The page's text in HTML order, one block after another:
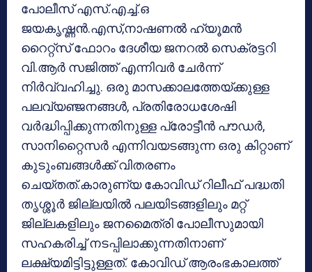
പോലീസ് എസ്.എച്ച്.ഒ
ജയകൃഷ്ണന്‍.എസ്,നാഷണല്‍ ഹ്യൂമന്‍
റൈറ്റ്സ് ഫോറം ദേശീയ ജനറല്‍ സെക്രട്ടറി
വി.ആര്‍ സജിത്ത് എന്നിവര്‍ ചേര്‍ന്ന്
നിര്‍വ്വഹിച്ചു. ഒരു മാസക്കാലത്തേയ്ക്കുള്ള
പലവ്യഞ്ജനങ്ങള്‍, പ്രതിരോധശേഷി
വര്‍ദ്ധിപ്പിക്കുന്നതിനുള്ള പ്രോട്ടീന്‍ പൗഡര്‍,
സാനിറ്റൈസര്‍ എന്നിവയടങ്ങുന്ന ഒരു കിറ്റാണ്
കുടുംബങ്ങള്‍ക്ക് വിതരണം
ചെയ്തത്.കാരുണ്യ കോവിഡ് റിലീഫ് പദ്ധതി
തൃശ്ശൂര്‍ ജില്ലയില്‍ പലയിടങ്ങളിലും മറ്റ്
ജില്ലകളിലും ജനമൈത്രി പോലീസുമായി
സഹകരിച്ച് നടപ്പിലാക്കുന്നതിനാണ്
ലക്ഷ്യമിട്ടിട്ടുള്ളത്. കോവിഡ് ആരംഭകാലത്ത്